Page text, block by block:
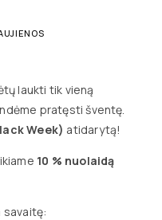
laukti tik vieną
pratęsti šventę.
Week) atidarytą!
10 % nuolaidą
savaitę: